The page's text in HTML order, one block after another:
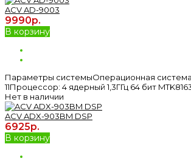
ACV AD-9003
9990р.
В корзину
Параметры системыОперационная
11Процессор: 4 ядерный 1,3ГГц 64 бит
Нет в наличии
ACV ADX-903BM DSP
6925р.
В корзину